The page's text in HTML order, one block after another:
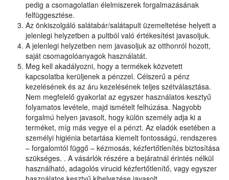
pedig a csomagolatlan élelmiszerek forgalmazásának
felfüggesztése.
Az önkiszolgáló salátabár/salátapult üzemeltetése helyett a
jelenlegi helyzetben a pultból való értékesítést javasoljuk.
A jelenlegi helyzetben nem javasoljuk az otthonról hozott,
saját csomagolóanyagok használatát.
Meg kell akadályozni, hogy a termékek közvetett
kapcsolatba kerüljenek a pénzzel. Célszerű a pénz
kezelésének és az áru kezelésének teljes szétválasztása.
Nem megfelelő gyakorlat az egyszer használatos kesztyű
folyamatos levétele, majd ismételt felhúzása. Nagyobb
forgalmú helyen javasolt, hogy külön személy adja ki a
terméket, míg más vegye el a pénzt. Az eladók esetében a
személyi higiénia betartása kiemelt fontosságú, rendszeres
– forgalomtól függő – kézmosás, kézfertőtlenítés biztosítása
szükséges. . A vásárlók részére a bejáratnál érintés nélkül
használható, adagolós virucid kézfertőtlenítő, vagy egyszer